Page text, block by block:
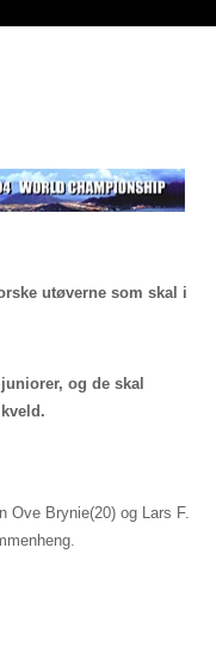
utøverne som skal i
og de skal
Ove Brynie(20) og Lars F.